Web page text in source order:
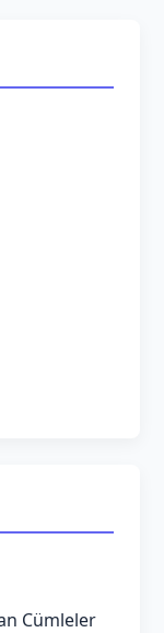
Cümleler